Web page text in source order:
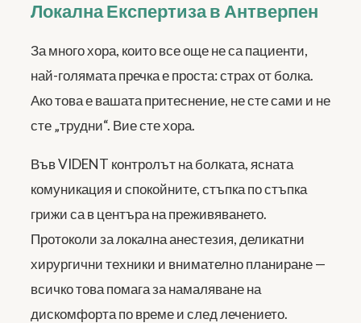
Локална Експертиза в Антверпен
За много хора, които все още не са пациенти,
най-голямата пречка е проста: страх от болка.
Ако това е вашата притеснение, не сте сами и не
сте „трудни“. Вие сте хора.
Във VIDENT контролът на болката, ясната
комуникация и спокойните, стъпка по стъпка
грижи са в центъра на преживяването.
Протоколи за локална анестезия, деликатни
хирургични техники и внимателно планиране —
всичко това помага за намаляване на
дискомфорта по време и след лечението.